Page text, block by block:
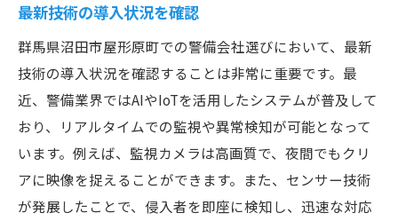
最新技術の導入状況を確認
群馬県沼田市屋形原町での警備会社選びにおいて、最新
技術の導入状況を確認することは非常に重要です。最
近、警備業界ではAIやIoTを活用したシステムが普及して
おり、リアルタイムでの監視や異常検知が可能となって
います。例えば、監視カメラは高画質で、夜間でもクリ
アに映像を捉えることができます。また、センサー技術
が発展したことで、侵入者を即座に検知し、迅速な対応